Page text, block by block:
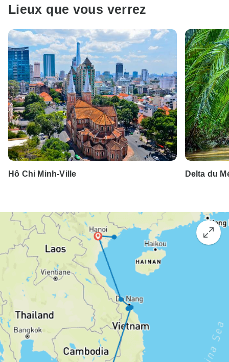
Lieux que vous verrez
Hô Chi Minh-Ville Delta du